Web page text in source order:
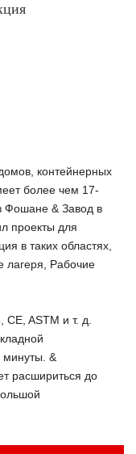
контейнерных
более чем 17-
Фошане & Завод в
проекты для
в таких областях,
лагеря, Рабочие
ASTM и т. д.
минуты. &
расшириться до